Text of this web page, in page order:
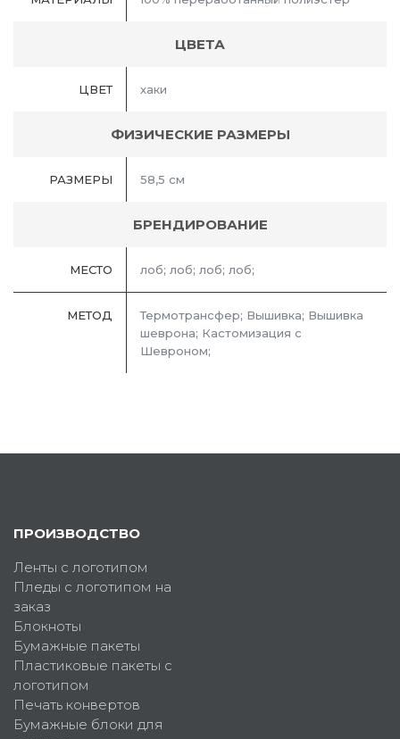
ЦВЕТА
ЦВЕТ хаки
ФИЗИЧЕСКИЕ РАЗМЕРЫ
РАЗМЕРЫ 58,5 см
БРЕНДИРОВАНИЕ
МЕСТО лоб; лоб; лоб; лоб;
МЕТОД
Термотрансфер; Вышивка; Вышивка
шеврона; Кастомизация с
Шевроном;
ПРОИЗВОДСТВО
Ленты с логотипом
Пледы с логотипом на
заказ
Блокноты
Бумажные пакеты
Пластиковые пакеты с
логотипом
Печать конвертов
Бумажные блоки для